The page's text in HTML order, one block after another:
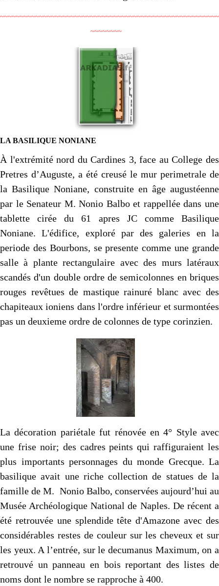
~~~~~~~~~~~~~~~~~~~~~~~~~~~~~~~~~~~~~~~~~~~~~~~~~~~~~~~~
~~~~~~~~
LA BASILIQUE NONIANE
À l'extrémité nord du Cardines 3, face au College des
Pretres d’Auguste, a été creusé le mur perimetrale de
la Basilique Noniane, construite en âge augustéenne
par le Senateur M. Nonio Balbo et rappellée dans une
tablette cirée du 61 apres JC comme Basilique
Noniane. L'édifice, exploré par des galeries en la
periode des Bourbons, se presente comme une grande
salle à plante rectangulaire avec des murs latéraux
scandés d'un double ordre de semicolonnes en briques
rouges revêtues de mastique rainuré blanc avec des
chapiteaux ioniens dans l'ordre inférieur et surmontées
pas un deuxieme ordre de colonnes de type corinzien.
La décoration pariétale fut rénovée en 4° Style avec
une frise noir; des cadres peints qui raffiguraient les
plus importants personnages du monde Grecque. La
basilique avait une riche collection de statues de la
famille de M. Nonio Balbo, conservées aujourd’hui au
Musée Archéologique National de Naples. De récent a
été retrouvée une splendide tête d'Amazone avec des
considérables restes de couleur sur les cheveux et sur
les yeux. A l’entrée, sur le decumanus Maximum, on a
retrouvé un panneau en bois reportant des listes de
noms dont le nombre se rapproche à 400.